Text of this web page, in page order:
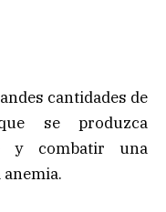
cantidades de
se produzca
y combatir una